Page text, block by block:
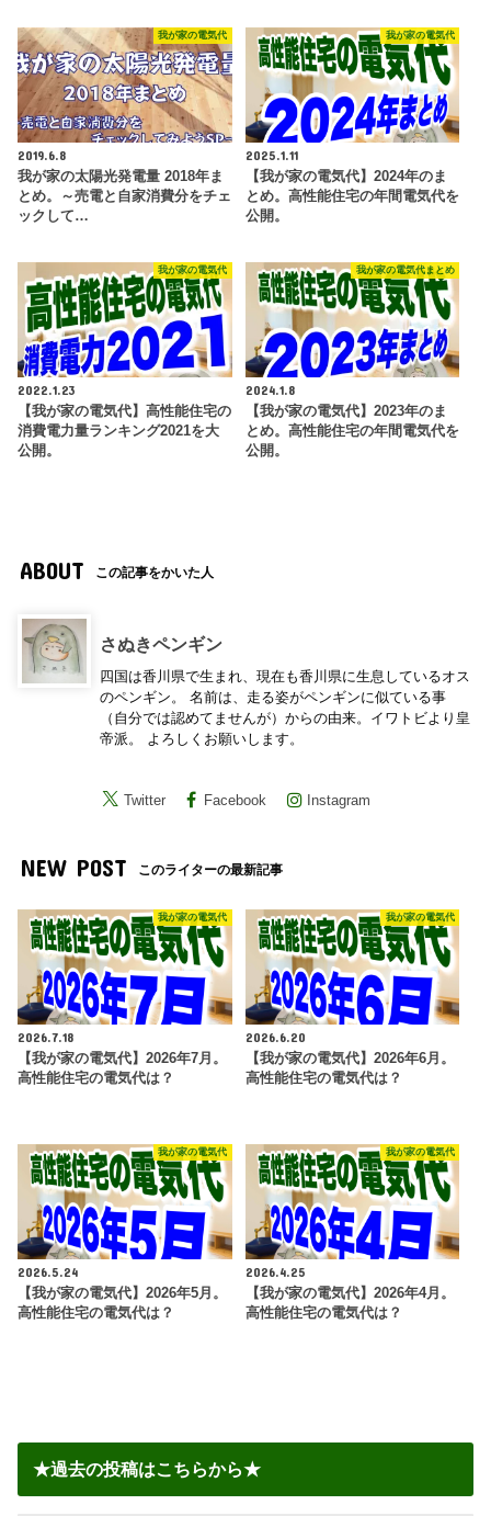
我が家の電気代
2019.6.8
我が家の太陽光発電量 2018年ま
とめ。～売電と自家消費分をチェ
ックして…
我が家の電気代
2025.1.11
【我が家の電気代】2024年のま
とめ。高性能住宅の年間電気代を
公開。
我が家の電気代
2022.1.23
【我が家の電気代】高性能住宅の
消費電力量ランキング2021を大
公開。
我が家の電気代まとめ
2024.1.8
【我が家の電気代】2023年のま
とめ。高性能住宅の年間電気代を
公開。
ABOUT この記事をかいた人
さぬきペンギン
四国は香川県で生まれ、現在も香川県に生息しているオス
のペンギン。 名前は、走る姿がペンギンに似ている事
（自分では認めてませんが）からの由来。イワトビより皇
帝派。 よろしくお願いします。
Twitter Facebook Instagram
NEW POST このライターの最新記事
我が家の電気代
2026.7.18
【我が家の電気代】2026年7月。
高性能住宅の電気代は？
我が家の電気代
2026.6.20
【我が家の電気代】2026年6月。
高性能住宅の電気代は？
我が家の電気代
2026.5.24
【我が家の電気代】2026年5月。
高性能住宅の電気代は？
我が家の電気代
2026.4.25
【我が家の電気代】2026年4月。
高性能住宅の電気代は？
★過去の投稿はこちらから★